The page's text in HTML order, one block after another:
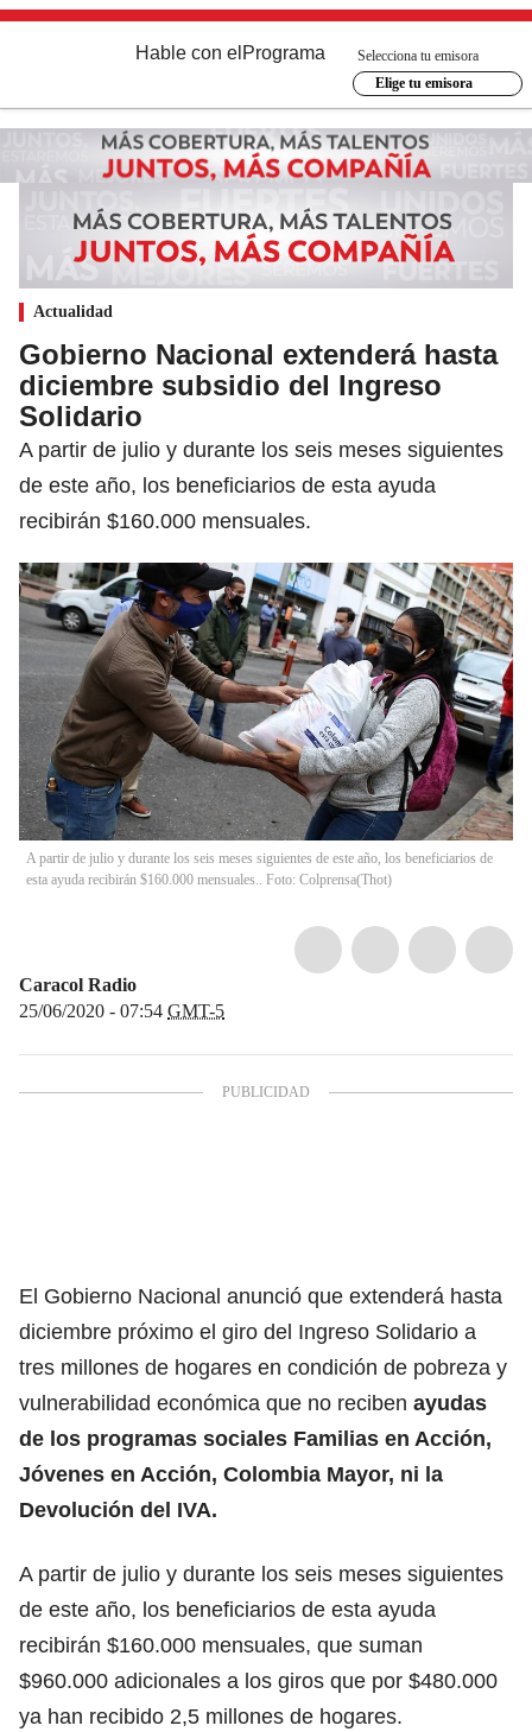
Hable con el Programa
Selecciona tu emisora
Elige tu emisora
Actualidad
Gobierno Nacional extenderá hasta
diciembre subsidio del Ingreso
Solidario
A partir de julio y durante los seis meses siguientes
de este año, los beneficiarios de esta ayuda
recibirán $160.000 mensuales.
A partir de julio y durante los seis meses siguientes de este año, los beneficiarios de
esta ayuda recibirán $160.000 mensuales.. Foto: Colprensa(Thot)
Caracol Radio
25/06/2020 - 07:54 GMT-5
El Gobierno Nacional anunció que extenderá hasta
diciembre próximo el giro del Ingreso Solidario a
tres millones de hogares en condición de pobreza y
vulnerabilidad económica que no reciben ayudas
de los programas sociales Familias en Acción,
Jóvenes en Acción, Colombia Mayor, ni la
Devolución del IVA.
A partir de julio y durante los seis meses siguientes
de este año, los beneficiarios de esta ayuda
recibirán $160.000 mensuales, que suman
$960.000 adicionales a los giros que por $480.000
ya han recibido 2,5 millones de hogares.